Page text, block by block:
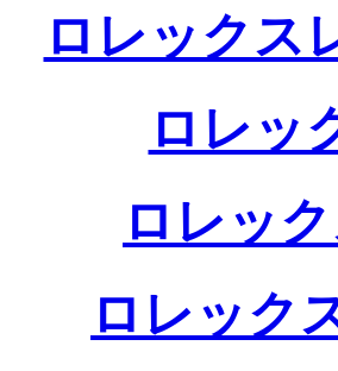
ロレックス
ロレッ
ロレッ
ロレック